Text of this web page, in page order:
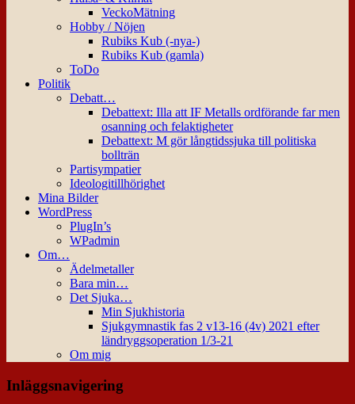
VeckoMätning
Hobby / Nöjen
Rubiks Kub (-nya-)
Rubiks Kub (gamla)
ToDo
Politik
Debatt…
Debattext: Illa att IF Metalls ordförande far men
osanning och felaktigheter
Debattext: M gör långtidssjuka till politiska
bollträn
Partisympatier
Ideologitillhörighet
Mina Bilder
WordPress
PlugIn’s
WPadmin
Om…
Ädelmetaller
Bara min…
Det Sjuka…
Min Sjukhistoria
Sjukgymnastik fas 2 v13-16 (4v) 2021 efter
ländryggsoperation 1/3-21
Om mig
Inläggsnavigering